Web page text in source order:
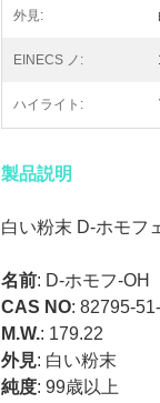
外見:
EINECS ノ:
ハイライト:
製品説明
白い粉末 D-ホモフ
名前: D-ホモフ-OH
CAS NO: 82795-
M.W.: 179.22
外見: 白い粉末
純度: 99歳以上